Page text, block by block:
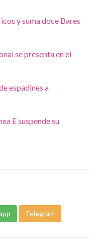
y suma doce Bares
se presenta en el
espadines a
E suspende su
Telegram